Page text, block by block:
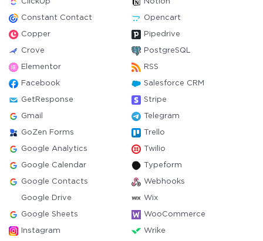
ClickUp Notion
Constant Contact Opencart
Copper Pipedrive
Crove PostgreSQL
Elementor RSS
Facebook Salesforce CRM
GetResponse Stripe
Gmail Telegram
GoZen Forms Trello
Google Analytics Twilio
Google Calendar Typeform
Google Contacts Webhooks
Google Drive Wix
Google Sheets WooCommerce
Instagram Wrike